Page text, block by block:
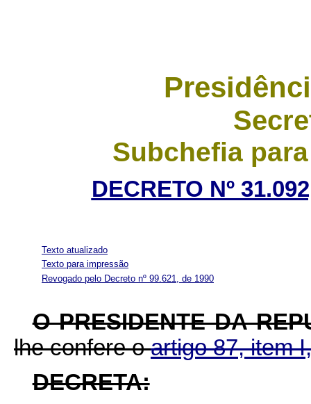
Subchefia
DECRETO Nº
Texto atualizado
Texto para impressão
Revogado pelo Decreto nº 99.621, de 1990
O PRESIDENTE DA
lhe confere oartigo 87, item
DECRETA: